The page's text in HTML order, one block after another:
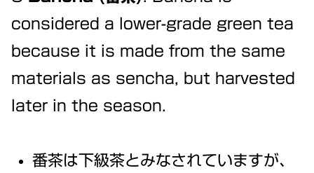
considered a lower-grade green tea
because it is made from the same
materials as sencha, but harvested
later in the season.
番茶は下級茶とみなされていますが、